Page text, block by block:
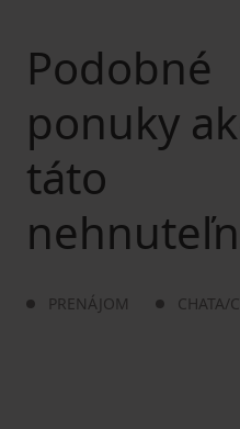
Podobné
ponuky
táto
PRENÁJOM CHATA/